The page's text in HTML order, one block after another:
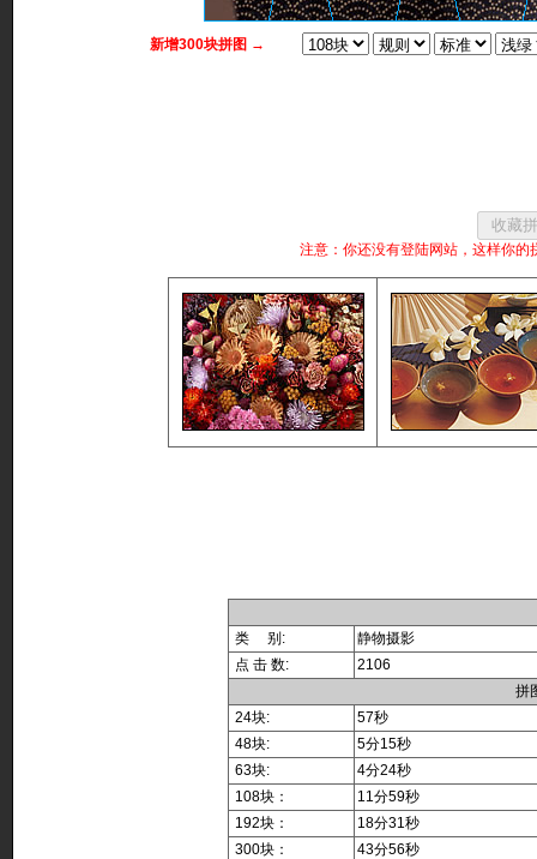
新增300块拼图 →
注意：你还没有登陆网站，这样你
类 别:
静物摄影
点 击 数:
2106
拼
24块:
57秒
48块:
5分15秒
63块:
4分24秒
108块：
11分59秒
192块：
18分31秒
300块：
43分56秒